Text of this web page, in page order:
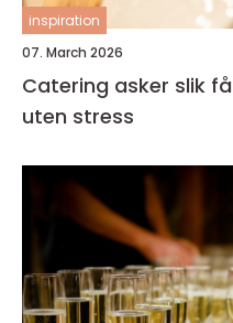
inspiration
07. March 2026
Catering asker slik får du et vellykket selskap
uten stress